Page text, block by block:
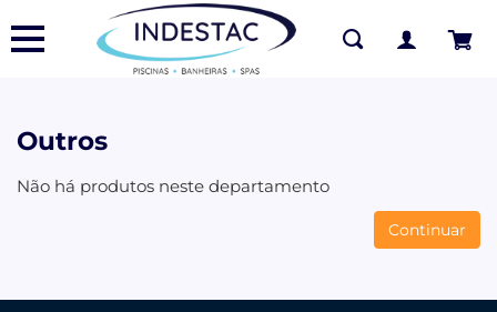
Outros
Não há produtos neste departamento
Continuar